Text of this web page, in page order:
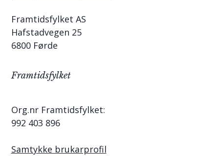
Framtidsfylket AS
Hafstadvegen 25
6800 Førde
Framtidsfylket
Org.nr Framtidsfylket:
992 403 896
Samtykke brukarprofil